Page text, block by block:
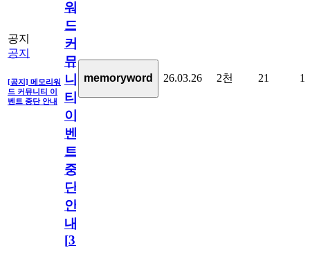
공지
공지
[공지] 메모리워
드 커뮤니티 이
벤트 중단 안내
워
드
커
뮤
니
티
이
벤
트
중
단
안
내
[31
memoryword 26.03.26 2천 21 1